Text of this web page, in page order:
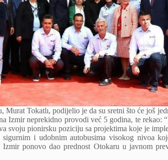
Tokatlı, podijelio je da su sretni što će još
Izmir neprekidno provodi već 5 godina, te rekao:
svoju pionirsku poziciju sa projektima koje je
i udobnim autobusima visokog nivoa
ponovo dao prednost Otokaru u javnom